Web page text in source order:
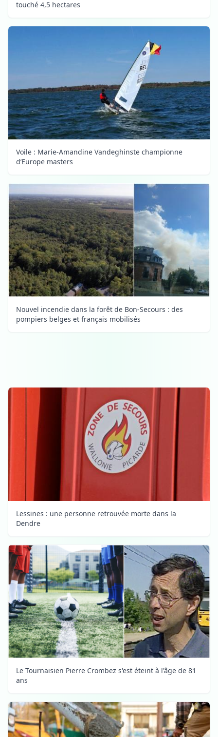
touché 4,5 hectares
Voile : Marie-Amandine Vandeghinste championne
d’Europe masters
Nouvel incendie dans la forêt de Bon-Secours : des
pompiers belges et français mobilisés
Lessines : une personne retrouvée morte dans la
Dendre
Le Tournaisien Pierre Crombez s'est éteint à l'âge de 81
ans